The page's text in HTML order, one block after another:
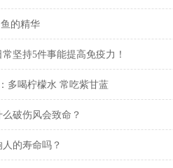
的精华
坚持5件事能提高免疫力！
多喝柠檬水 常吃紫甘蓝
么破伤风会致命？
人的寿命吗？